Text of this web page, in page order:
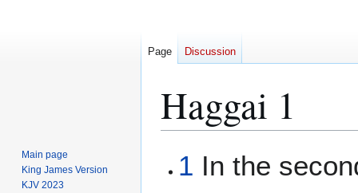
Haggai 1
toto
1 In the
Page Discussion
Main page
King James Version
KJV 2023